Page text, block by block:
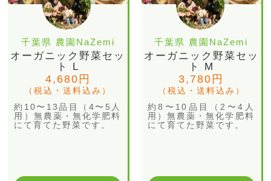
千葉県 農園NaZemi
オーガニック野菜セッ
ト L
4,680円
（税込・送料込み）
約10〜13品目（4〜5人
用）無農薬・無化学肥料
にて育てた野菜です。
千葉県 農園NaZemi
オーガニック野菜セッ
ト M
3,780円
（税込・送料込み）
約8〜10品目（2〜4人
用）無農薬・無化学肥料
にて育てた野菜です。